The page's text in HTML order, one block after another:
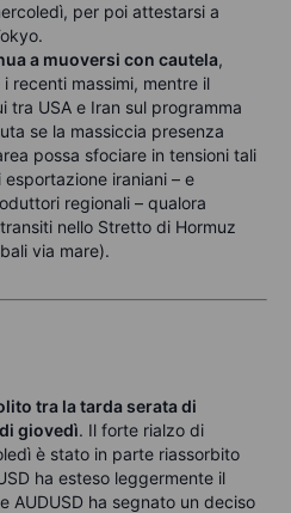
per poi attestarsi a
a muoversi con cautela,
recenti massimi, mentre il
tra USA e Iran sul programma
se la massiccia presenza
possa sfociare in tensioni tali
iraniani – e
regionali – qualora
nello Stretto di Hormuz
via mare).
tra la tarda serata di
giovedì. Il forte rialzo di
è stato in parte riassorbito
ha esteso leggermente il
AUDUSD ha segnato un deciso